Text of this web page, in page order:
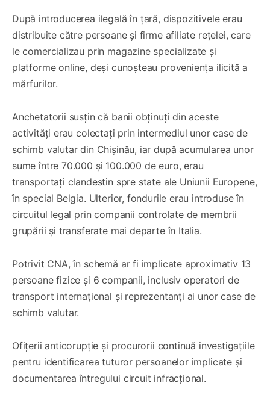
După introducerea ilegală în țară, dispozitivele erau
distribuite către persoane și firme afiliate rețelei, care
le comercializau prin magazine specializate și
platforme online, deși cunoșteau proveniența ilicită a
mărfurilor.
Anchetatorii susțin că banii obținuți din aceste
activități erau colectați prin intermediul unor case de
schimb valutar din Chișinău, iar după acumularea unor
sume între 70.000 și 100.000 de euro, erau
transportați clandestin spre state ale Uniunii Europene,
în special Belgia. Ulterior, fondurile erau introduse în
circuitul legal prin companii controlate de membrii
grupării și transferate mai departe în Italia.
Potrivit CNA, în schemă ar fi implicate aproximativ 13
persoane fizice și 6 companii, inclusiv operatori de
transport internațional și reprezentanți ai unor case de
schimb valutar.
Ofițerii anticorupție și procurorii continuă investigațiile
pentru identificarea tuturor persoanelor implicate și
documentarea întregului circuit infracțional.